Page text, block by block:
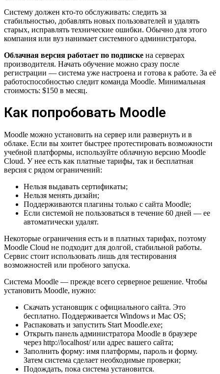
Систему должен кто-то обслуживать: следить за
стабильностью, добавлять новых пользователей и удалять
старых, исправлять технические ошибки. Обычно для этого
компания или вуз нанимает системного администратора.
Облачная версия работает по подписке на серверах
производителя. Начать обучение можно сразу после
регистрации — система уже настроена и готова к работе. За её
работоспособностью следит команда Moodle. Минимальная
стоимость: $150 в месяц.
Как попробовать Moodle
Moodle можно установить на сервер или развернуть и в
облаке. Если вы хоитет быстрее протестировать возможности
учебной платформы, используйте облачную версию Moodle
Cloud. У нее есть как платные тарифы, так и бесплатная
версия с рядом ограничений:
Нельзя выдавать сертификаты;
Нельзя менять дизайн;
Поддерживаются плагины только с сайта Moodle;
Если системой не пользоваться в течение 60 дней — ее
автоматически удалят.
Некоторые ограничения есть и в платных тарифах, поэтому
Moodle Cloud не подходит для долгой, стабильной работы.
Сервис стоит использовать лишь для тестирования
возможностей или пробного запуска.
Система Moodle — прежде всего серверное решение. Чтобы
установить Moodle, нужно:
Скачать установщик с официального сайта. Это
бесплатно. Поддерживается Windows и Mac OS;
Распаковать и запустить Start Moodle.exe;
Открыть панель администратора Moodle в браузере
через http://localhost/ или адрес вашего сайта;
Заполнить форму: имя платформы, пароль и форму.
Затем система сделает необходимые проверки;
Подождать, пока система установится.